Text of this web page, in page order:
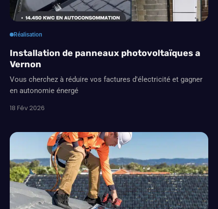
Réalisation
Installation de panneaux photovoltaïques a
Vernon
Vous cherchez à réduire vos factures d'électricité et gagner
en autonomie énergé
18 Fév 2026